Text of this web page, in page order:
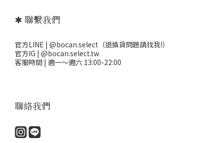
✱ 聯繫我們
官方LINE | @bocan.select（退換貨問題請找我!）
官方IG | @bocan.select.tw
客服時間 | 週一～週六 13:00-22:00
聯絡我們